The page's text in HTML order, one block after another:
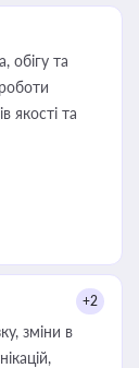
обігу та
якості та
+2
зміни в